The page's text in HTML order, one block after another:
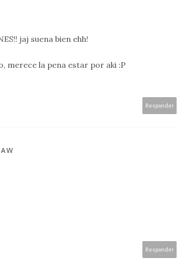
jaj suena bien ehh!
merece la pena estar por aki :P
Responder
Responder